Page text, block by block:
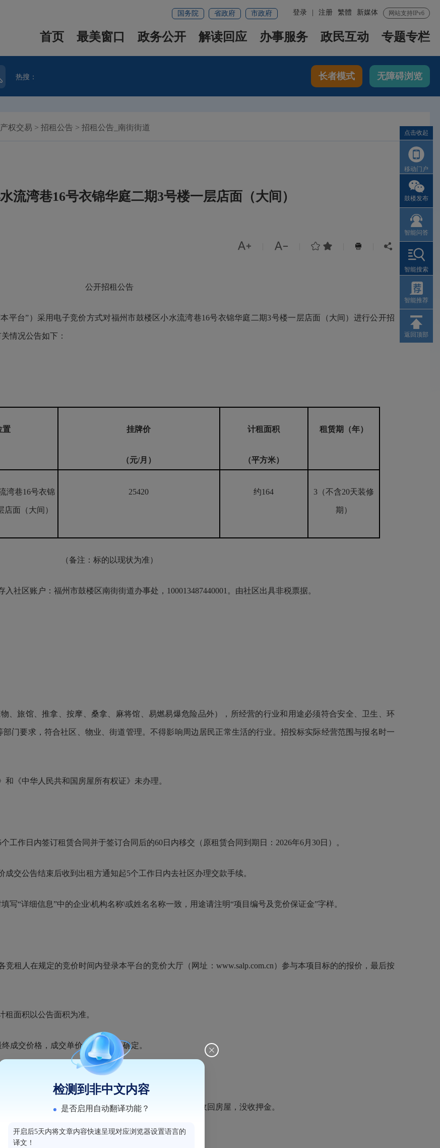
网站支持IPv6
新媒体
繁體
登录 注册
国务院 省政府 市政府
首页 最美窗口 政务公开 解读回应 办事服务 政民互动 专题专栏
热搜： 长者模式 无障碍浏览
权交易 > 招租公告 > 招租公告_南街街道
流湾巷16号衣锦华庭二期3号楼一层店面（大间）
     
公开招租公告
台”）采用电子竞价方式对福州市鼓楼区小水流湾巷16号衣锦华庭二期3号楼一层店面（大间）进行公开招
情况公告如下：
置 挂牌价
（元/月）
计租面积
（平方米）
租赁期（年）
湾巷16号衣锦
面（大间）
25420 约164 3（不含20天装修
期）
（备注：标的以现状为准）
区账户：福州市鼓楼区南街街道办事处，100013487440001。由社区出具非税票据。
旅馆、推拿、按摩、桑拿、麻将馆、易燃易爆危险品外），所经营的行业和用途必须符合安全、卫生、环
门要求，符合社区、物业、街道管理。不得影响周边居民正常生活的行业。招投标实际经营范围与报名时一
《中华人民共和国房屋所有权证》未办理。
作日内签订租赁合同并于签订合同后的60日内移交（原租赁合同到期日：2026年6月30日）。
公告结束后收到出租方通知起5个工作日内去社区办理交款手续。
“详细信息”中的企业\机构名称\或姓名名称一致，用途请注明“项目编号及竞价保证金”字样。
人在规定的竞价时间内登录本平台的竞价大厅（网址：www.salp.com.cn）参与本项目标的的报价，最后按
面积以公告面积为准。
交价格，成交单价按竞价结果确定。
物业、街道审批。
人、挪作他用或变更经营范围，否则招标单位有权收回房屋，没收押金。
点击收起
移动门户
鼓楼发布
智能问答
智能搜索
智能推荐
返回顶部
检测到非中文内容
是否启用自动翻译功能？
开启后5天内将文章内容快速呈现对应浏览器设置语言的
译文！